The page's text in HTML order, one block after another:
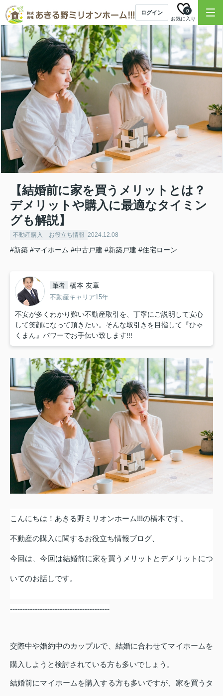
ログイン
お気に入り
0
【結婚前に家を買うメリットとは？
デメリットや購入に最適なタイミン
グも解説】
不動産購入 お役立ち情報 2024.12.08
#新築 #マイホーム #中古戸建 #新築戸建 #住宅ローン
筆者 橋本 友章
不動産キャリア15年
不安が多くわかり難い不動産取引を、丁寧にご説明して安心
して笑顔になって頂きたい。そんな取引きを目指して『ひゃ
くまん』パワーでお手伝い致します!!!
こんにちは！あきる野ミリオンホーム!!!の橋本です。
不動産の購入に関するお役立ち情報ブログ、
今回は、今回は結婚前に家を買うメリットとデメリットにつ
いてのお話しです。
----------------------------------------
交際中や婚約中のカップルで、結婚に合わせてマイホームを
購入しようと検討されている方も多いでしょう。
結婚前にマイホームを購入する方も多いですが、家を買うタ